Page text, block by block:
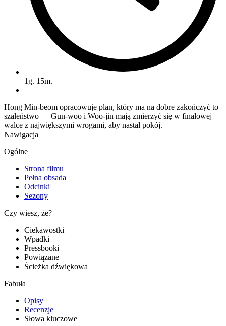
1g. 15m.
Hong Min-beom opracowuje plan, który ma na dobre zakończyć to
szaleństwo — Gun-woo i Woo-jin mają zmierzyć się w finałowej
walce z największymi wrogami, aby nastał pokój.
Nawigacja
Ogólne
Strona filmu
Pełna obsada
Odcinki
Sezony
Czy wiesz, że?
Ciekawostki
Wpadki
Pressbooki
Powiązane
Ścieżka dźwiękowa
Fabuła
Opisy
Recenzje
Słowa kluczowe